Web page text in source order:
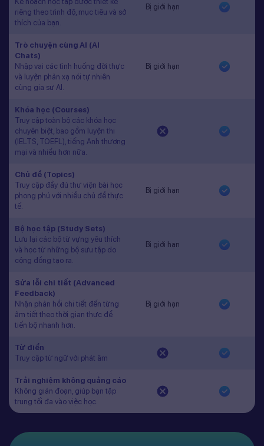
riêng theo trình độ, mục tiêu và sở
thích của bạn.
Bị giới hạn
Trò chuyện cùng AI (AI
Chats)
Nhập vai các tình huống đời thực
và luyện phản xạ nói tự nhiên
cùng gia sư AI.
Bị giới hạn
Khóa học (Courses)
Truy cập toàn bộ các khóa học
chuyên biệt, bao gồm luyện thi
(IELTS, TOEFL), tiếng Anh thương
mại và nhiều hơn nữa.
Chủ đề (Topics)
Truy cập đầy đủ thư viện bài học
phong phú với nhiều chủ đề thực
tế.
Bị giới hạn
Bộ học tập (Study Sets)
Lưu lại các bộ từ vựng yêu thích
và học từ những bộ sưu tập do
cộng đồng tạo ra.
Bị giới hạn
Sửa lỗi chi tiết (Advanced
Feedback)
Nhận phản hồi chi tiết đến từng
âm tiết theo thời gian thực để
tiến bộ nhanh hơn.
Bị giới hạn
Từ điển
Truy cập từ ngữ với phát âm
Trải nghiệm không quảng cáo
Không gián đoạn, giúp bạn tập
trung tối đa vào việc học.